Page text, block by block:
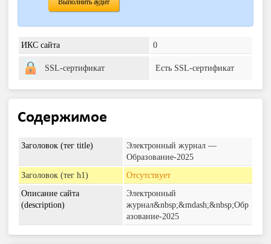
Выполнить аудит
ИКС сайта 0
SSL-сертификат Есть SSL-сертификат
Содержимое
Заголовок (тег title)
Электронный журнал —
Образование-2025
Заголовок (тег h1)
Отсутствует
Описание сайта
(description)
Электронный
журнал&nbsp;&mdash;&nbsp;Обр
азование-2025